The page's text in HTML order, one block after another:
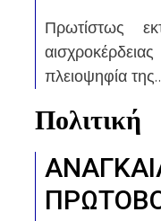
Πρωτίστως
πλειοψηφία
Πολιτική